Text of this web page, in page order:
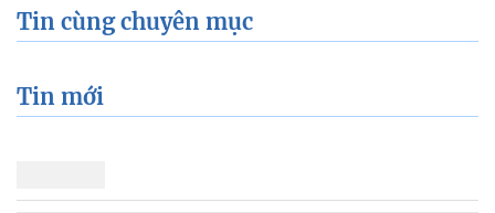
Tin cùng chuyên mục
Tin mới